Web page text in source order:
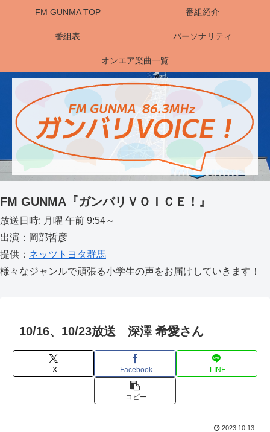
FM GUNMA TOP 番組紹介
番組表 パーソナリティ
オンエア楽曲一覧
FM GUNMA『ガンバリＶＯＩＣＥ！』
放送日時: 月曜 午前 9:54～
出演：岡部哲彦
提供： ネッツトヨタ群馬
様々なジャンルで頑張る小学生の声をお届けしていきます！
10/16、10/23放送 深澤 希愛さん
X Facebook LINE
コピー
2023.10.13